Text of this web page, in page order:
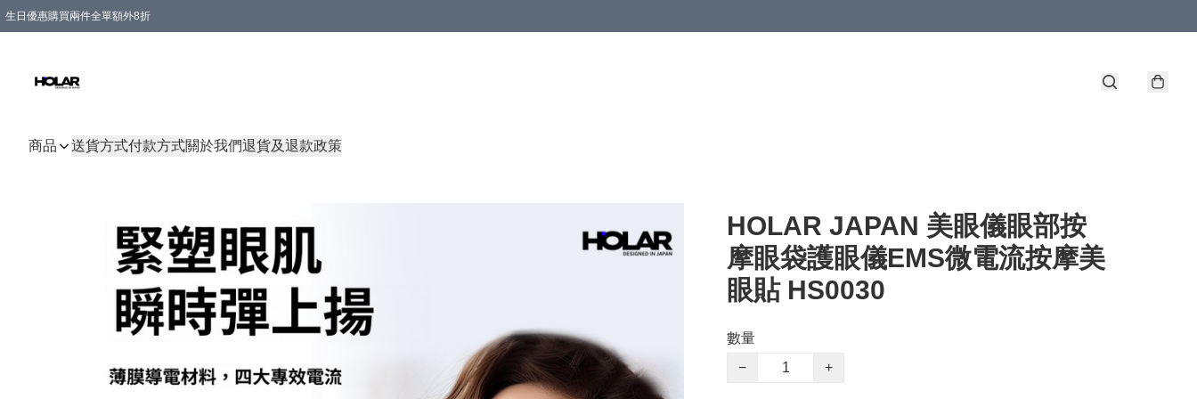
生日優惠購買兩件全單額外8折
商品 送貨方式付款方式關於我們退貨及退款政策
HOLAR JAPAN 美眼儀眼部按
摩眼袋護眼儀EMS微電流按摩美
眼貼 HS0030
數量
−
+